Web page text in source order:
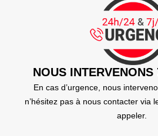
NOUS
En cas d’urgence, nous
n’hésitez pas à nous contacter via
appeler.